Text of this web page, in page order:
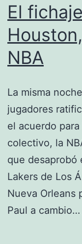
El
NBA
La misma
jugadores
el acuerdo
colectivo, la
que desaprobó
Lakers de Los
Nueva Orleans
Paul a cambio…